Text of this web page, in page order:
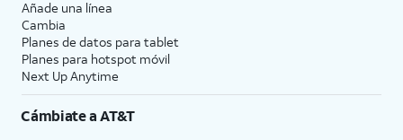
Añade una línea
Cambia
Planes de datos para tablet
Planes para hotspot móvil
Next Up Anytime
Cámbiate aAT&T